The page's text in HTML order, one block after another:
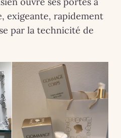
exigeante, rapidement
par la technicité de